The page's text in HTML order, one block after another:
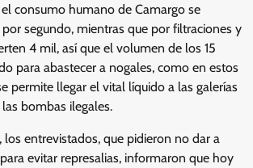
consumo humano de Camargo se
segundo, mientras que por filtraciones y
4 mil, así que el volumen de los 15
para abastecer a nogales, como en estos
permite llegar el vital líquido a las galerías
bombas ilegales.
entrevistados, que pidieron no dar a
evitar represalias, informaron que hoy